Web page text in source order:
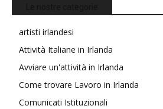
artisti irlandesi
Attività Italiane in Irlanda
Avviare un'attività in Irlanda
Come trovare Lavoro in Irlanda
Comunicati Istituzionali